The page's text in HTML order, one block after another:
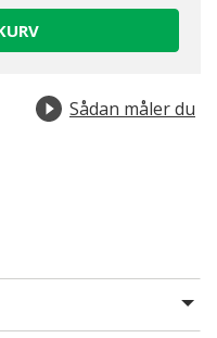
Sådan måler du